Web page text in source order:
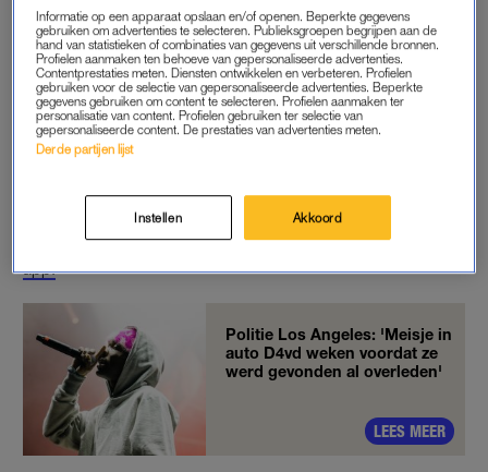
arrestaties verricht en het onderzoek loopt nog, aldusABC
Verschillende bronnen melden ook dat D4vd niet meewerkt
aan het onderzoek, zijn team beweert anders.
D4vd, bekend van nummers alsRomantic Homicide
With Me , was bezig met een tour toen het meisje in zijn
lang daarna geschrapt.
Altijd bovenop de verhalen zitten?Download de LINDA.meiden
app.
Politie Los Angeles: 'Meisje in
auto D4vd weken voordat ze
werd gevonden al overleden'
LEES MEER
Informatie op een apparaat opslaan en/of openen. Beperkte gegevens
gebruiken om advertenties te selecteren. Publieksgroepen begrijpen aan de
hand van statistieken of combinaties van gegevens uit verschillende bronnen.
Profielen aanmaken ten behoeve van gepersonaliseerde advertenties.
Contentprestaties meten. Diensten ontwikkelen en verbeteren. Profielen
gebruiken voor de selectie van gepersonaliseerde advertenties. Beperkte
gegevens gebruiken om content te selecteren. Profielen aanmaken ter
personalisatie van content. Profielen gebruiken ter selectie van
gepersonaliseerde content. De prestaties van advertenties meten.
Derde partijen lijst
Instellen Akkoord